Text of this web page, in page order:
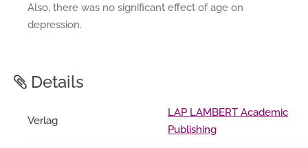
Also, there was no significant effect of age on
depression.
Details
Verlag
LAP LAMBERT Academic
Publishing